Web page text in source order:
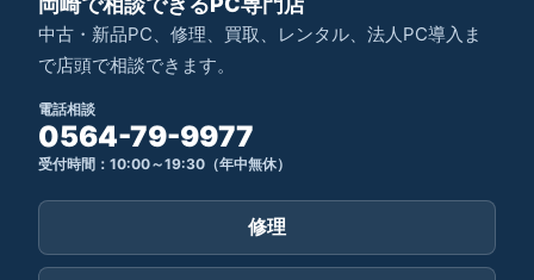
中古・新品PC、修理、買取、レンタル、法人PC導入ま
で店頭で相談できます。
電話相談
0564-79-9977
受付時間：10:00～19:30（年中無休）
修理